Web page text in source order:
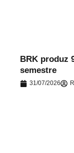
BRK produz
semestre
31/07/2026